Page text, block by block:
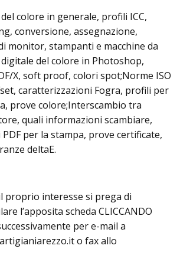
colore in generale, profili ICC,
conversione, assegnazione,
monitor, stampanti e macchine da
del colore in Photoshop,
X, soft proof, colori spot;Norme ISO
caratterizzazioni Fogra, profili per
prove colore;Interscambio tra
quali informazioni scambiare,
per la stampa, prove certificate,
deltaE.
proprio interesse si prega di
l’apposita scheda CLICCANDO
per e-mail a
o fax allo